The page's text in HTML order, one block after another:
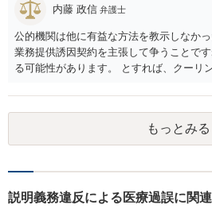
内藤 政信 弁護士
公的機関は他に有益な方法を教示しなか
業務提供誘因契約を主張して争うことで
る可能性があります。 とすれば、クーリ
もっとみる
説明義務違反による医療過誤に関